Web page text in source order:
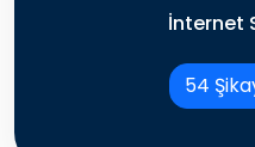
İnternet
54